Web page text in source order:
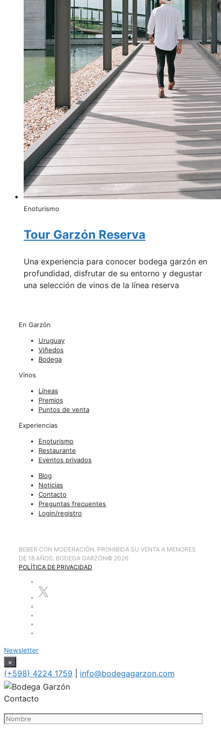
Enoturismo
Tour Garzón Reserva
Una experiencia para conocer bodega garzón en
profundidad, disfrutar de su entorno y degustar
una selección de vinos de la línea reserva
En Garzón
Uruguay
Viñedos
Bodega
Vinos
Líneas
Premios
Puntos de venta
Experiencias
Enoturismo
Restaurante
Eventos privados
Blog
Noticias
Contacto
Preguntas frecuentes
Login/registro
BEBER CON MODERACIÓN. PROHIBIDA SU VENTA A MENORES
DE 18 AÑOS. BODEGA GARZÓN© 2026
POLÍTICA DE PRIVACIDAD
Newsletter
×
(+598) 4224 1759 info@bodegagarzon.com
Contacto